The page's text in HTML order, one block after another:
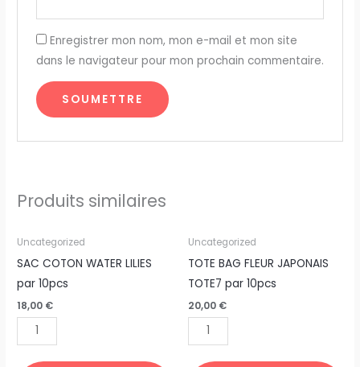
Enregistrer mon nom, mon e-mail et mon site
dans le navigateur pour mon prochain commentaire.
Produits similaires
Uncategorized
SAC COTON WATER LILIES
par 10pcs
18,00 €
quantité
de
SAC
WATER
LILIES
Uncategorized
TOTE BAG FLEUR JAPONAIS
TOTE7 par 10pcs
20,00 €
quantité
de
TOTE
FLEUR
JAPONAIS
TOTE7